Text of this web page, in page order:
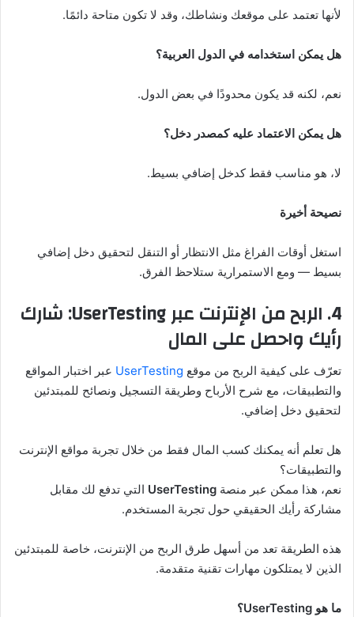
لأنها تعتمد على موقعك ونشاطك، وقد لا تكون متاحة دائمًا.
هل يمكن استخدامه في الدول العربية؟
نعم، لكنه قد يكون محدودًا في بعض الدول.
هل يمكن الاعتماد عليه كمصدر دخل؟
لا، هو مناسب فقط كدخل إضافي بسيط.
نصيحة أخيرة
استغل أوقات الفراغ مثل الانتظار أو التنقل لتحقيق دخل إضافي
بسيط — ومع الاستمرارية ستلاحظ الفرق.
4. الربح من الإنترنت عبر UserTesting: شارك
رأيك واحصل على المال
تعرّف على كيفية الربح من موقع UserTesting عبر اختبار المواقع
والتطبيقات، مع شرح الأرباح وطريقة التسجيل ونصائح للمبتدئين
لتحقيق دخل إضافي.
هل تعلم أنه يمكنك كسب المال فقط من خلال تجربة مواقع الإنترنت
والتطبيقات؟
نعم، هذا ممكن عبر منصة UserTesting التي تدفع لك مقابل
مشاركة رأيك الحقيقي حول تجربة المستخدم.
هذه الطريقة تعد من أسهل طرق الربح من الإنترنت، خاصة للمبتدئين
الذين لا يمتلكون مهارات تقنية متقدمة.
ما هو UserTesting؟